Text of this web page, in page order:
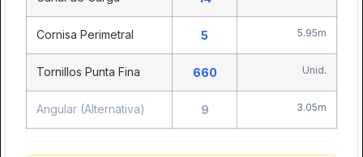
Cornisa Perimetral 5 5.95m
Tornillos Punta Fina 660 Unid.
Angular (Alternativa) 9 3.05m
Esquema Estructural ×
Descripción de Componentes:
Angular:Perfil perimetral que va fijado a todo el
contorno de la pared.